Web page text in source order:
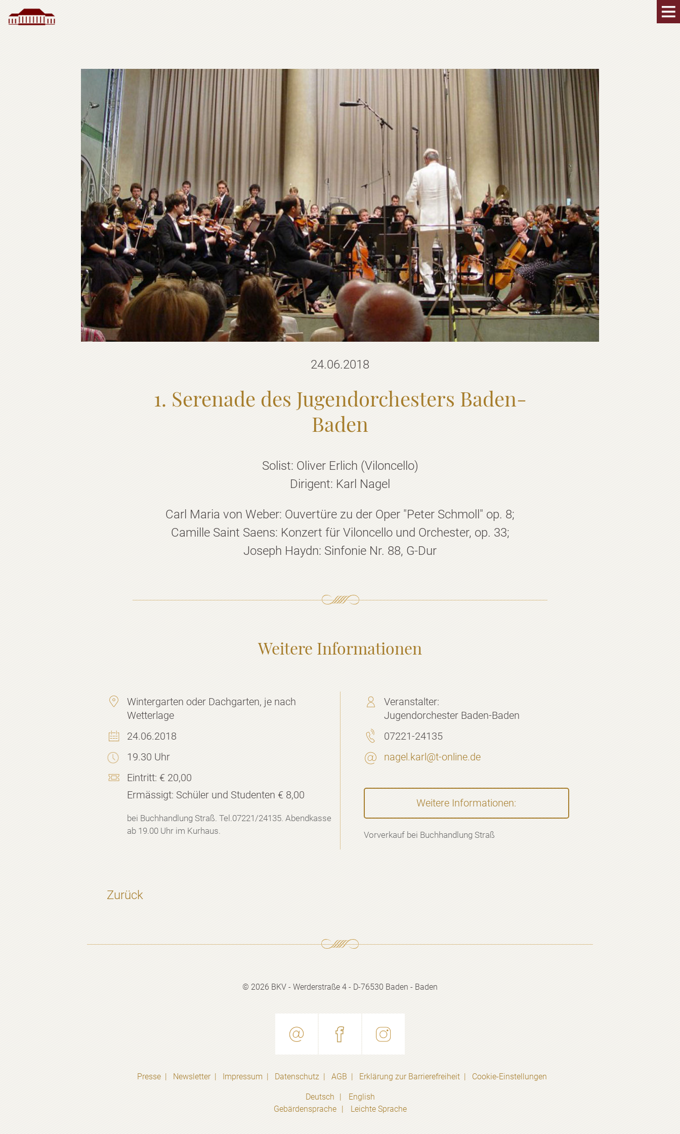
24.06.2018
1. Serenade des Jugendorchesters Baden-
Baden
Solist: Oliver Erlich (Viloncello)
Dirigent: Karl Nagel
Carl Maria von Weber: Ouvertüre zu der Oper "Peter Schmoll" op. 8;
Camille Saint Saens: Konzert für Viloncello und Orchester, op. 33;
Joseph Haydn: Sinfonie Nr. 88, G-Dur
Weitere Informationen
Wintergarten oder Dachgarten, je nach
Wetterlage
24.06.2018
19.30 Uhr
Eintritt: € 20,00
Ermässigt: Schüler und Studenten € 8,00
bei Buchhandlung Straß. Tel.07221/24135. Abendkasse
ab 19.00 Uhr im Kurhaus.
Veranstalter:
Jugendorchester Baden-Baden
07221-24135
nagel.karl@t-online.de
Weitere Informationen:
Vorverkauf bei Buchhandlung Straß
Zurück
© 2026 BKV - Werderstraße 4 - D-76530 Baden - Baden
Presse Newsletter Impressum Datenschutz AGB Erklärung zur Barrierefreiheit Cookie-Einstellungen
Deutsch
English
Gebärdensprache
Leichte Sprache